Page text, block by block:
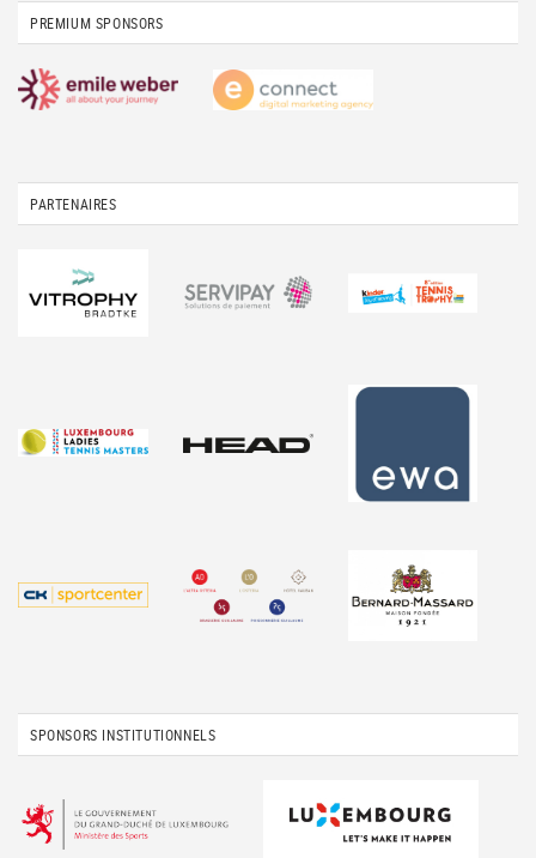
PREMIUM SPONSORS
PARTENAIRES
SPONSORS INSTITUTIONNELS